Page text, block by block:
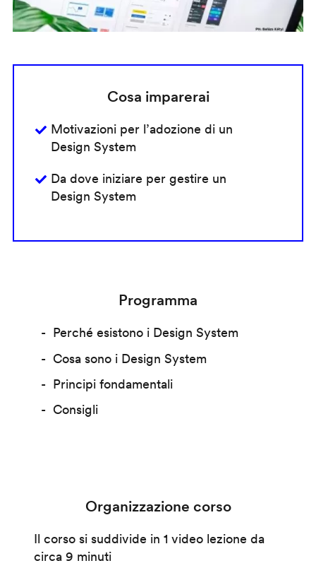
Cosa imparerai
Motivazioni per l’adozione di un
Design System
Da dove iniziare per gestire un
Design System
Programma
Perché esistono i Design System
Cosa sono i Design System
Principi fondamentali
Consigli
Organizzazione corso
Il corso si suddivide in 1 video lezione da
circa 9 minuti